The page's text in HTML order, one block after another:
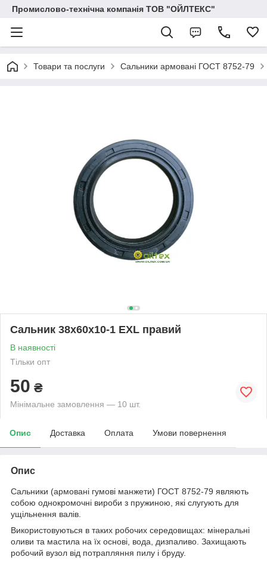
Промислово-технічна компанія ТОВ "ОЙЛТЕКС"
Товари та послуги Сальники армовані ГОСТ 8752-79
Сальник 38х60х10-1 EXL правий
В наявності
Тільки опт
50 ₴
Мінімальне замовлення — 10 шт.
Опис Доставка Оплата Умови повернення
Опис
Сальники (армовані гумові манжети) ГОСТ 8752-79 являють
собою однокромочні вироби з пружиною, які слугують для
ущільнення валів.
Використовуються в таких робочих середовищах: мінеральні
оливи та мастила на їх основі, вода, дизпаливо. Захищають
робочий вузол від потрапляння пилу і бруду.